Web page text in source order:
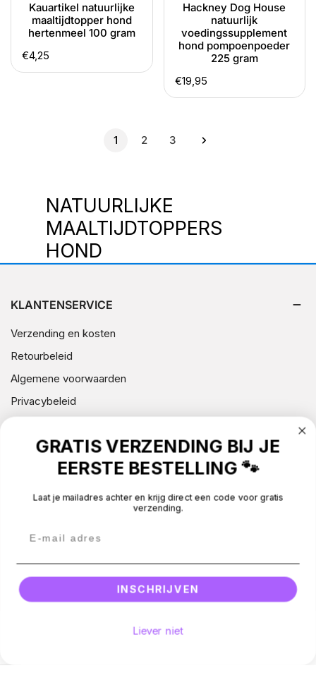
Kauartikel natuurlijke
maaltijdtopper hond
hertenmeel 100 gram
Normale
prijs
€4,25
Hackney Dog House
natuurlijk
voedingssupplement
hond pompoenpoeder
225 gram
Normale
prijs
€19,95
1 2 3
V
E
R
Z
A
E
L
I
N
:
NATUURLIJKE
MAALTIJDTOPPERS
HOND
KLANTENSERVICE
Verzending en kosten
Retourbeleid
Algemene voorwaarden
Privacybeleid
Klachten
Over Silly Dog
BEOORDELINGEN
Betaalmethodes
GRATIS VERZENDING BIJ JE
EERSTE BESTELLING 🐾
Laat je mailadres achter en krijg direct een code voor gratis
verzending.
INSCHRIJVEN
Liever niet